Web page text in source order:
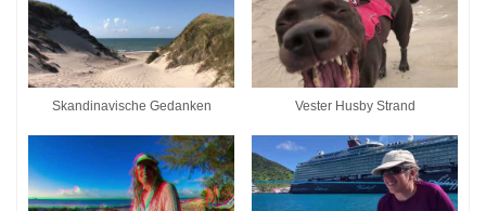
Skandinavische Gedanken Vester Husby Strand